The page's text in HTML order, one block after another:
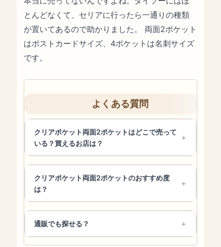
とんどなくて、セリアに行ったら一通りの種類
が置いてあるので助かりました。 両面2ポケット
はポストカードサイズ、4ポケットは名刺サイズ
です。
よくある質問
クリアポケット両面2ポケットはどこで売って
いる？買えるお店は？
クリアポケット両面2ポケットのおすすめ度
は？
通販でも探せる？